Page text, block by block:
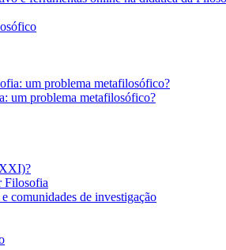
um problema metafilosófico?
um problema metafilosófico?
Filosofia
comunidades de investigação